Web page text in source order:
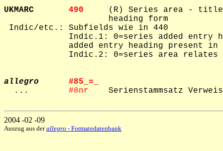
UKMARC 490
(R) Series area -
                     heading form
Indic/etc.: Subfields wie in 440
Indic.1: 0=series added entry
added entry heading present in
Indic.2: 0=series area
allegro
#85_=_
... #8nr Serienstammsatz
2004 -02 -09
Auszug aus derallegro - Formatedatenbank